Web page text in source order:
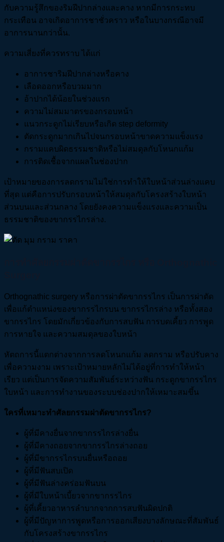
กับความรู้สึกของริมฝีปากล่างและคาง หากมีการกระทบ
กระเทือน อาจเกิดอาการชาชั่วคราว หรือในบางกรณีอาจมี
อาการนานกว่านั้น.
ความเสี่ยงที่ควรทราบ ได้แก่
อาการชาริมฝีปากล่างหรือคาง
เลือดออกหรือบวมมาก
อ้าปากได้น้อยในช่วงแรก
ความไม่สมมาตรของกรอบหน้า
แนวกระดูกไม่เรียบหรือเกิด step deformity
ตัดกระดูกมากเกินไปจนกรอบหน้าขาดความแข็งแรง
กรามแคบผิดธรรมชาติหรือไม่สมดุลกับโหนกแก้ม
การติดเชื้อจากแผลในช่องปาก
เป้าหมายของการลดกรามไม่ใช่การทำให้ใบหน้าส่วนล่างแคบ
ที่สุด แต่คือการปรับกรอบหน้าให้สมดุลกับโครงสร้างใบหน้า
ส่วนบนและส่วนกลาง โดยยังคงความแข็งแรงและความเป็น
ธรรมชาติของขากรรไกรล่าง.
Orthognathic surgery หรือการผ่าตัดขากรรไกร เป็นการผ่าตัด
เพื่อแก้ตำแหน่งของขากรรไกรบน ขากรรไกรล่าง หรือทั้งสอง
ขากรรไกร โดยมักเกี่ยวข้องกับการสบฟัน การบดเคี้ยว การพูด
การหายใจ และความสมดุลของใบหน้า
หัตถการนี้แตกต่างจากการลดโหนกแก้ม ลดกราม หรือปรับคาง
เพื่อความงาม เพราะเป้าหมายหลักไม่ได้อยู่ที่การทำให้หน้า
เรียว แต่เป็นการจัดความสัมพันธ์ระหว่างฟัน กระดูกขากรรไกร
ใบหน้า และการทำงานของระบบช่องปากให้เหมาะสมขึ้น
ใครที่เหมาะทำศัลยกรรมผ่าตัดขากรรไกร?
ผู้ที่มีคางยื่นจากขากรรไกรล่างยื่น
ผู้ที่มีคางถอยจากขากรรไกรล่างถอย
ผู้ที่มีขากรรไกรบนยื่นหรือถอย
ผู้ที่มีฟันสบเปิด
ผู้ที่มีฟันล่างคร่อมฟันบน
ผู้ที่มีใบหน้าเบี้ยวจากขากรรไกร
ผู้ที่เคี้ยวอาหารลำบากจากการสบฟันผิดปกติ
ผู้ที่มีปัญหาการพูดหรือการออกเสียงบางลักษณะที่สัมพันธ์
กับโครงสร้างขากรรไกร